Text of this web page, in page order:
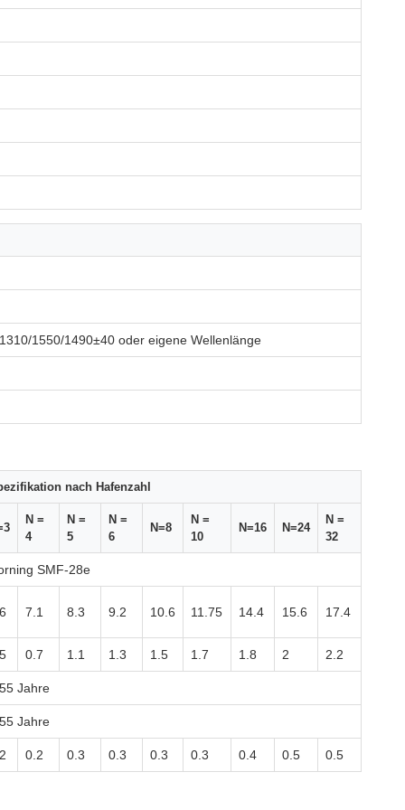
1550/1490±40 oder eigene Wellenlänge
nach Hafenzahl
N =
4
N =
5
N =
6
N=8
N =
10
N=16 N=24
N =
32
SMF-28e
7.1 8.3 9.2 10.6 11.75 14.4 15.6 17.4
0.7 1.1 1.3 1.5 1.7 1.8 2 2.2
Jahre
Jahre
0.2 0.3 0.3 0.3 0.3 0.4 0.5 0.5